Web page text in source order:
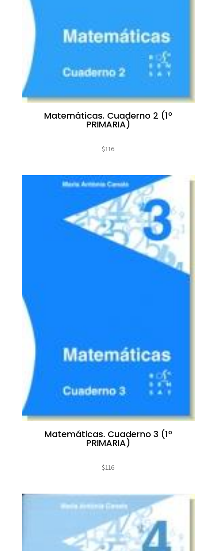
Matemáticas. Cuaderno 2 (1º
PRIMARIA)
$116
Matemáticas. Cuaderno 3 (1º
PRIMARIA)
$116